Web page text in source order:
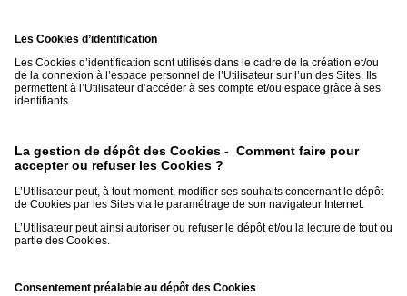
Les Cookies d’identification
Les Cookies d’identification sont utilisés dans le cadre de la création et/ou
de la connexion à l’espace personnel de l’Utilisateur sur l’un des Sites. Ils
permettent à l’Utilisateur d’accéder à ses compte et/ou espace grâce à ses
identifiants.
La gestion de dépôt des Cookies - Comment faire pour
accepter ou refuser les Cookies ?
L’Utilisateur peut, à tout moment, modifier ses souhaits concernant le dépôt
de Cookies par les Sites via le paramétrage de son navigateur Internet.
L’Utilisateur peut ainsi autoriser ou refuser le dépôt et/ou la lecture de tout ou
partie des Cookies.
Consentement préalable au dépôt des Cookies